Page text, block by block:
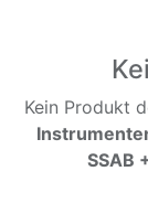
Kein Produkt
SSAB